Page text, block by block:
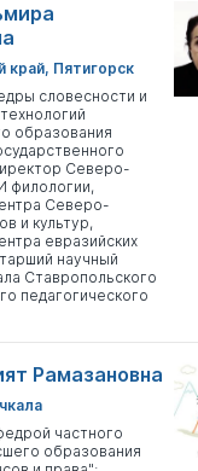
край, Пятигорск
словесности и
образования
Северо-
филологии,
Северо-
и культур,
евразийских
научный
Ставропольского
педагогического
Рамазановна
частного
образования